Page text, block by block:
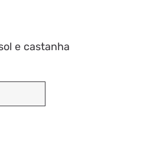
e castanha